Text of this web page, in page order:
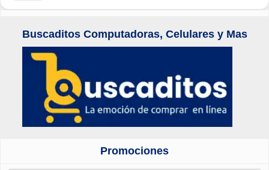
Buscaditos Computadoras, Celulares y Mas
Promociones